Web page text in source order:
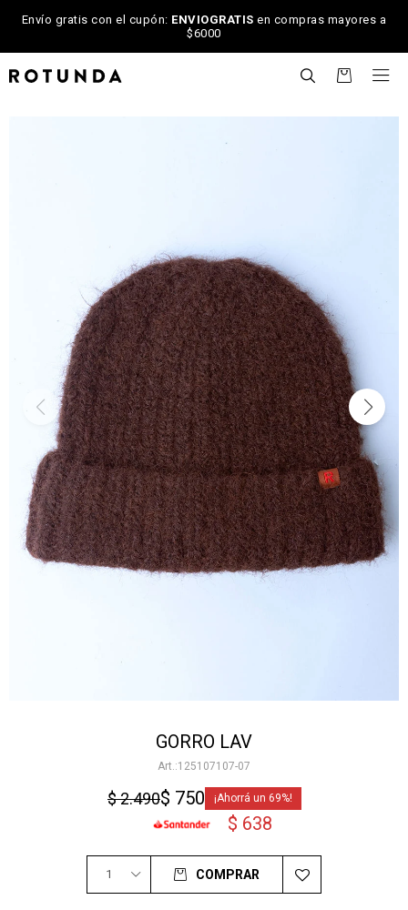
Envío gratis con el cupón: ENVIOGRATIS en compras mayores a
$6000

GORRO LAV
125107107-07
$ 750
$2.490 69
$ 638
1 COMPRAR